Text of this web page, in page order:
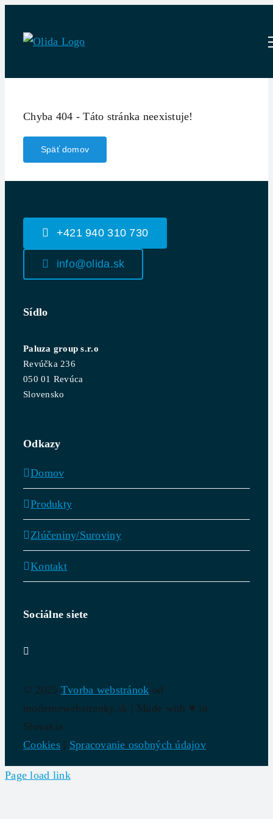
content
Chyba 404 - Táto stránka neexistuje!
Späť domov
+421 940 310 730
info@olida.sk
Sídlo
Paluza group s.r.o
Revúčka 236
050 01 Revúca
Slovensko
Odkazy
Domov
Produkty
Zlúčeniny/Suroviny
Kontakt
Sociálne siete
© 2025 Tvorba webstránok od
modernewebstranky.sk | Made with ♥ in
Slovakia
Cookies | Spracovanie osobných údajov
Page load link